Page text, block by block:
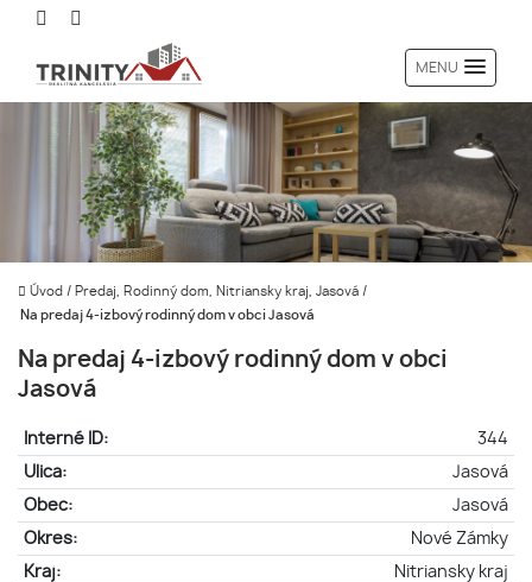
MENU
Úvod / Predaj, Rodinný dom, Nitriansky kraj, Jasová /
Na predaj 4-izbový rodinný dom v obci Jasová
Na predaj 4-izbový rodinný dom v obci
Jasová
Interné ID:
344
Ulica:
Jasová
Obec:
Jasová
Okres:
Nové Zámky
Kraj:
Nitriansky kraj